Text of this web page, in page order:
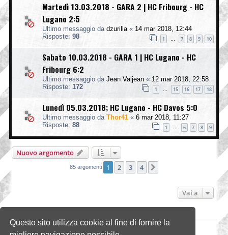
Questo sito utilizza cookie al fine di fornire la
Martedì 13.03.2018 - GARA 2 | HC Fribourg - HC
Lugano 2:5
Ultimo messaggio da dzurilla« 14 mar 2018, 12:44
Risposte: 98 1 … 7 8 9 10
Sabato 10.03.2018 - GARA 1 | HC Lugano - HC
Fribourg 6:2
Ultimo messaggio da Jean Valjean « 12 mar 2018, 22:58
Risposte: 172 1 … 15 16 17 18
Lunedì 05.03.2018; HC Lugano - HC Davos 5:0
Ultimo messaggio da Thor41 « 6 mar 2018, 11:27
Risposte: 88 1 … 6 7 8 9
Nuovo argomento
85 argomenti 1 2 3 4
Vai a
Non puoiaprire nuovi argomenti